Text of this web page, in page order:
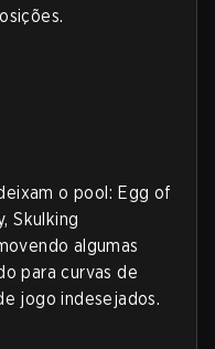
o pool: Egg of
Skulking
algumas
para curvas de
jogo indesejados.